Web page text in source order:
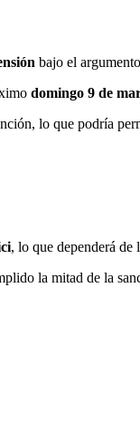
bajo el
domingo 9 de
lo que podría
, lo que dependerá de
la mitad de la